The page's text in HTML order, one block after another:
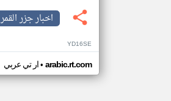
اخبار جزر القمر
YD16SE
ار تي عربي• arabic.rt.com